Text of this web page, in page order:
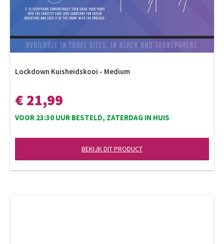
Lockdown Kuisheidskooi - Medium
€ 21,99
VOOR 23:30 UUR BESTELD, ZATERDAG IN HUIS
BEKIJK DIT PRODUCT